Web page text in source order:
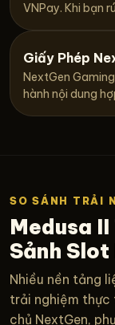
VNPay. Khi bạn
Giấy Phép
NextGen
hành nội dung
SO SÁNH TRẢI
Medusa
Sảnh Slot
Nhiều nền tảng
trải nghiệm thực
chủ NextGen,